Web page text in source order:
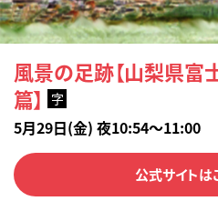
風景の足跡【山梨県
篇】
字
5月29日(金) 夜10:54～11:00
公式サイトは